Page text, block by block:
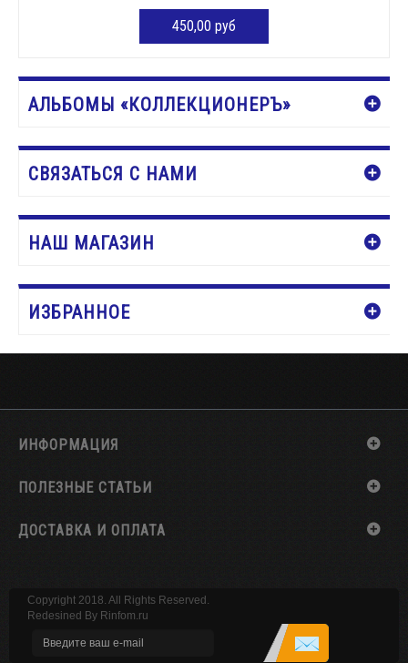
450,00 руб
АЛЬБОМЫ «КОЛЛЕКЦИОНЕРЪ»
СВЯЗАТЬСЯ С НАМИ
НАШ МАГАЗИН
ИЗБРАННОЕ
ИНФОРМАЦИЯ
ПОЛЕЗНЫЕ СТАТЬИ
ДОСТАВКА И ОПЛАТА
Copyright 2018. All Rights Reserved.
Redesined By Rinfom.ru